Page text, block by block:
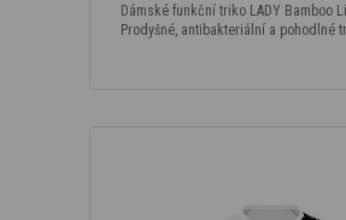
Dámské funkční triko LADY Bamboo
Prodyšné, antibakteriální a pohodlné